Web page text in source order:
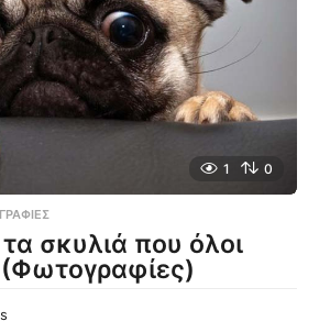
1 0
τα σκυλιά που όλοι